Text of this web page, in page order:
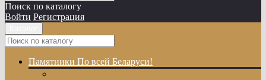
Поиск по каталогу
Войти Регистрация
Памятники По всей Беларуси!